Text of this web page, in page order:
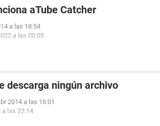
aTube Catcher
a las 18:54
a las 00:05
descarga ningún archivo
2014 a las 16:01
a las 22:14